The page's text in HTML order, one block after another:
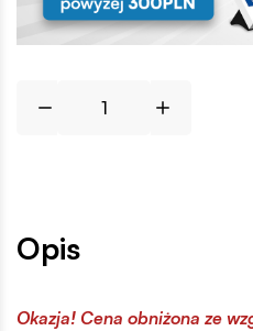
Opis
Okazja! Cena obniżona ze